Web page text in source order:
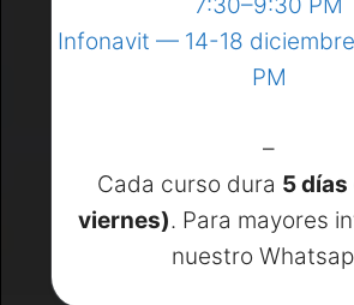
Infonavit — 14-18
PM
–
Cada curso dura 5 días
viernes). Para mayores
nuestro